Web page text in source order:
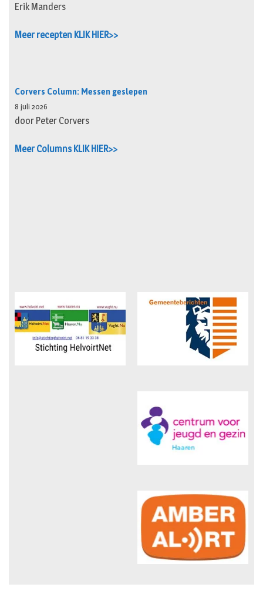
Erik Manders
Meer recepten KLIK HIER>>
Corvers Column: Messen geslepen
8 juli 2026
door Peter Corvers
Meer Columns KLIK HIER>>